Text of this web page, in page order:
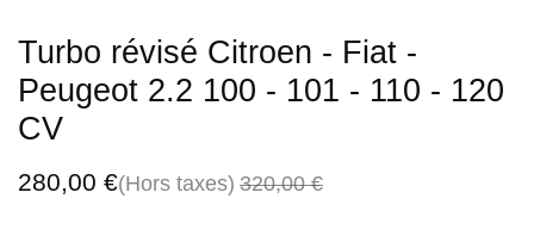
Turbo révisé Citroen - Fiat -
Peugeot 2.2 100 - 101 - 110 - 120
CV
280,00 €(Hors taxes) 320,00€